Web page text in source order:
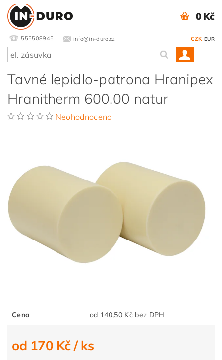
555508945 info@in-duro.cz CZK EUR
0 Kč
Tavné lepidlo-patrona Hranipex
Hranitherm 600.00 natur
Neohodnoceno
Cena od 140,50 Kč bez DPH
od 170 Kč/ ks